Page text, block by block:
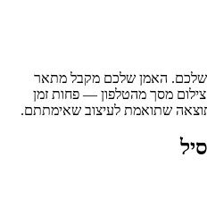
שלכם. האמן שלכם מקבל מתאר
מסך מהטלפון — פחות זמן
שתואמת לעיצוב שאימתתם.